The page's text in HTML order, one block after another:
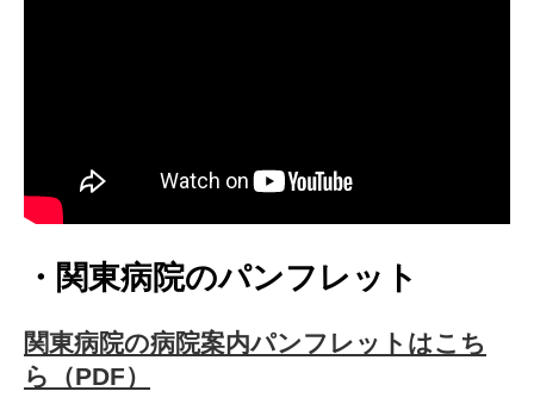
・関東病院のパンフレット
関東病院の病院案内パンフレットはこち
ら（PDF）